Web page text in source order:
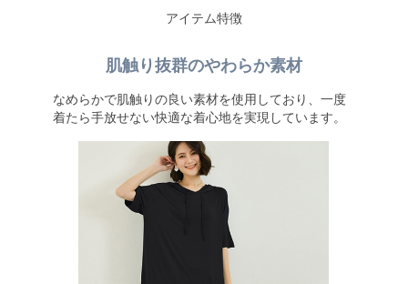
アイテム特徴
肌触り抜群のやわらか素材
なめらかで肌触りの良い素材を使用しており、一度
着たら手放せない快適な着心地を実現しています。